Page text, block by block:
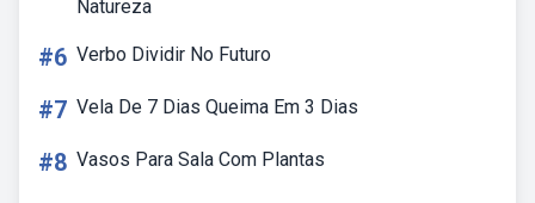
Natureza
#6 Verbo Dividir No Futuro
#7 Vela De 7 Dias Queima Em 3 Dias
#8 Vasos Para Sala Com Plantas